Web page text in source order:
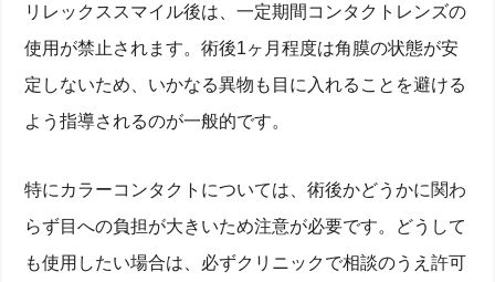
リレックススマイル後は、一定期間コンタクトレンズの
使用が禁止されます。術後1ヶ月程度は角膜の状態が安
定しないため、いかなる異物も目に入れることを避ける
よう指導されるのが一般的です。
特にカラーコンタクトについては、術後かどうかに関わ
らず目への負担が大きいため注意が必要です。どうして
も使用したい場合は、必ずクリニックで相談のうえ許可